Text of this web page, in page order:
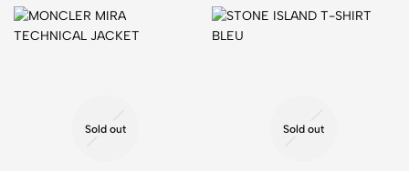
Sold out Sold out